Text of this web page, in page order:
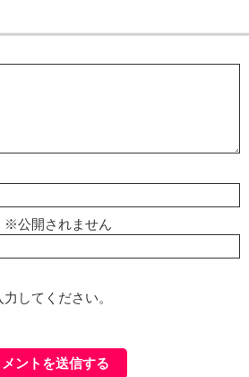
※公開されません
してください。